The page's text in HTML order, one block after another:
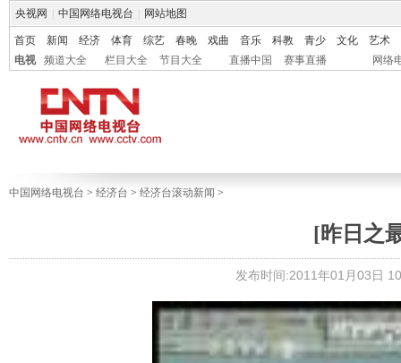
央视网 中国网络电视台 网站地图
首页 新闻 经济 体育 综艺 春晚 戏曲 音乐 科教 青少 文化
艺术
电视
频道大全 栏目大全 节目大全 直播中国 赛事直播 网络
中国网络电视台 > 经济台 > 经济台滚动新闻 >
[昨日之
发布时间:2011年01月03日